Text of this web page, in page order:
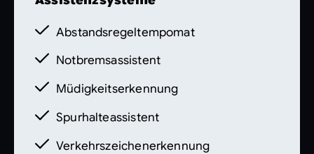
Abstandsregeltempomat
Notbremsassistent
Müdigkeitserkennung
Spurhalteassistent
Verkehrszeichenerkennung